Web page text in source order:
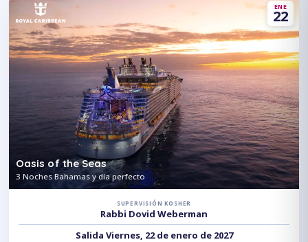
ENE
22
Oasis of the Seas
3 Noches Bahamas y día perfecto
SUPERVISIÓN KOSHER
Rabbi Dovid Weberman
Salida Viernes, 22 de enero de 2027